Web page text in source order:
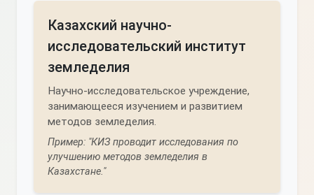
Казахский научно-
исследовательский институт
земледелия
Научно-исследовательское учреждение,
занимающееся изучением и развитием
методов земледелия.
Пример: "КИЗ проводит исследования по
улучшению методов земледелия в
Казахстане."